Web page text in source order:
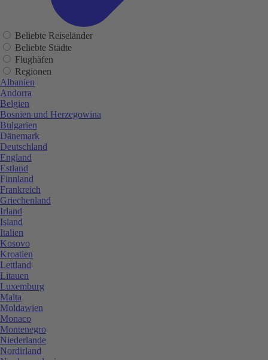
Beliebte Reiseländer
Beliebte Städte
Flughäfen
Regionen
Albanien
Andorra
Belgien
Bosnien und Herzegowina
Bulgarien
Dänemark
Deutschland
England
Estland
Finnland
Frankreich
Griechenland
Irland
Island
Italien
Kosovo
Kroatien
Lettland
Litauen
Luxemburg
Malta
Moldawien
Monaco
Montenegro
Niederlande
Nordirland